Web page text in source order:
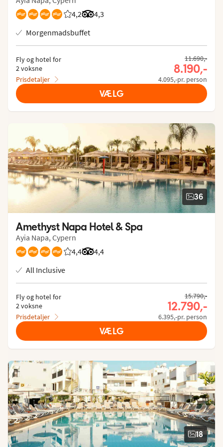
4,2
Bedømmelse fra Spies gæster: 4.218/5
4,3
Bedømmelse fra Tripadvisor: 4.3 of 5
Morgenmadsbuffet
Fly og hotel for
2 voksne
Prisdetaljer
11.690,-
8.190,-
4.095,-pr. person
VÆLG
36
Amethyst Napa Hotel & Spa
Ayia Napa, Cypern
4,4
Bedømmelse fra Spies gæster: 4.363/5
4,4
Bedømmelse fra Tripadvisor: 4.4 of 5
All Inclusive
Fly og hotel for
2 voksne
Prisdetaljer
15.790,-
12.790,-
6.395,-pr. person
VÆLG
18